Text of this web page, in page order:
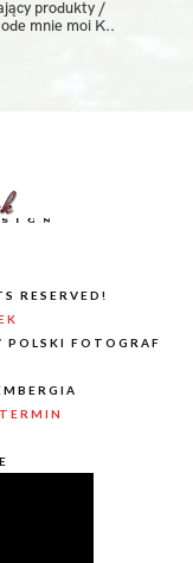
produkty /
mnie moi K..
RESERVED!
POLSKI FOTOGRAF